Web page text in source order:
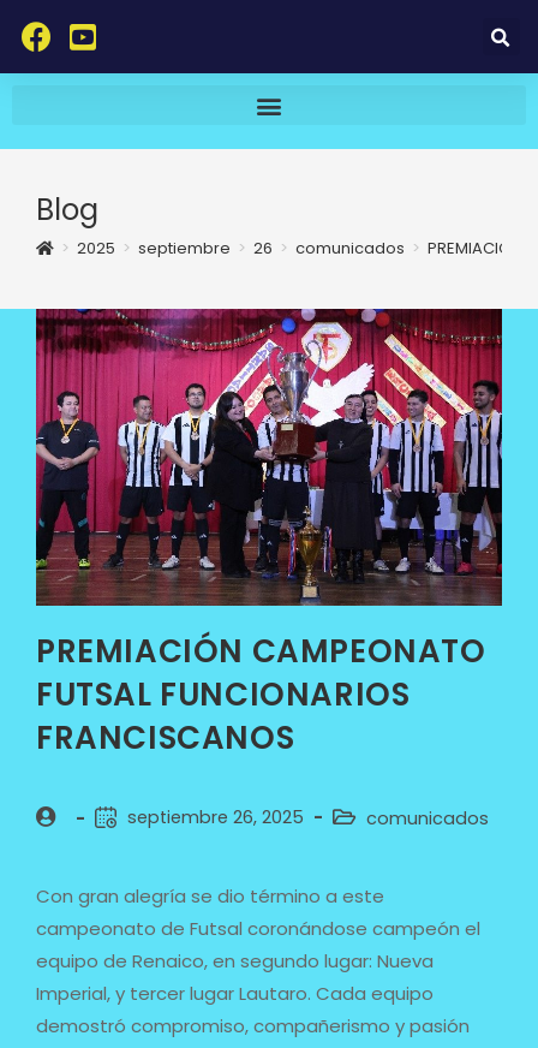
Blog
> 2025 > septiembre > 26 > comunicados > PREMIACIÓN
PREMIACIÓN CAMPEONATO
FUTSAL FUNCIONARIOS
FRANCISCANOS
septiembre 26, 2025 comunicados
Con gran alegría se dio término a este
campeonato de Futsal coronándose campeón el
equipo de Renaico, en segundo lugar: Nueva
Imperial, y tercer lugar Lautaro. Cada equipo
demostró compromiso, compañerismo y pasión